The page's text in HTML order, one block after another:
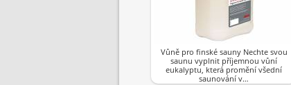
Vůně pro finské sauny Nechte svou
saunu vyplnit příjemnou vůní
eukalyptu, která promění všední
saunování v…